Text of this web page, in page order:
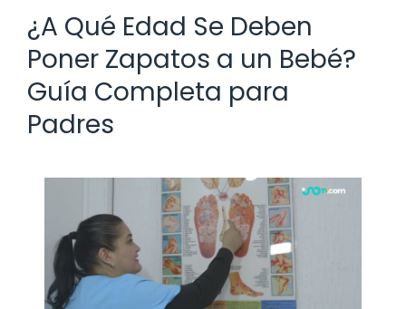
¿A Qué Edad Se Deben
Poner Zapatos a un Bebé?
Guía Completa para
Padres